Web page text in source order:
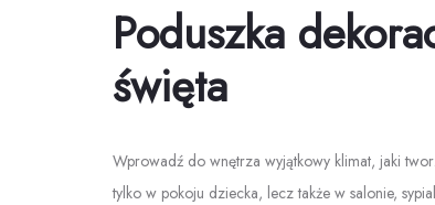
Poduszka
święta
Wprowadź do wnętrza wyjątkowy klimat, jaki
tylko w pokoju dziecka, lecz także w salonie,